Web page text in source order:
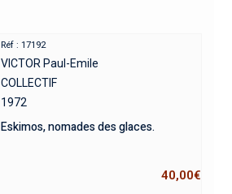
Réf : 17192
VICTOR Paul-Emile
COLLECTIF
1972
Eskimos, nomades des glaces.
40,00€